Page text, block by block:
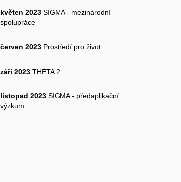
květen 2023SIGMA - mezinárodní
spolupráce
červen 2023Prostředí pro život
září 2023THÉTA 2
listopad 2023SIGMA - předaplikační
výzkum